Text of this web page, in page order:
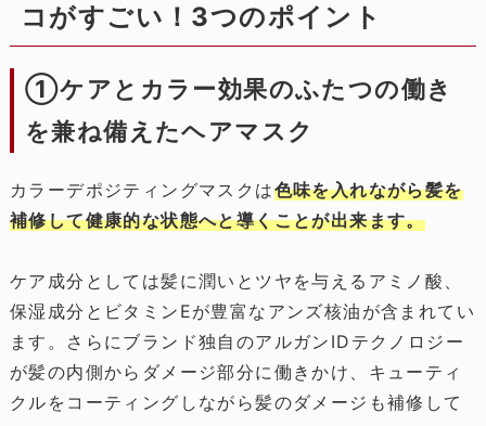
コがすごい！3つのポイント
①ケアとカラー効果のふたつの働き
を兼ね備えたヘアマスク
カラーデポジティングマスクは色味を入れながら髪を
補修して健康的な状態へと導くことが出来ます。
ケア成分としては髪に潤いとツヤを与えるアミノ酸、
保湿成分とビタミンEが豊富なアンズ核油が含まれてい
ます。さらにブランド独自のアルガンIDテクノロジー
が髪の内側からダメージ部分に働きかけ、キューティ
クルをコーティングしながら髪のダメージも補修して